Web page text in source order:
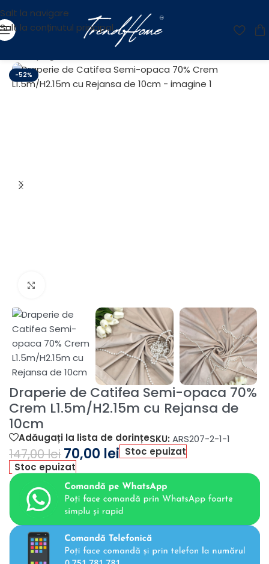
Salt la navigare
Salt la conținutul principal
-52%
Draperie de Catifea Semi-opaca 70%
Crem L1.5m/H2.15m cu Rejansa de
10cm
Adăugați la lista de dorințeSKU: ARS207-2-1-1
147,00lei 70,00 lei Stoc epuizat
Stoc epuizat